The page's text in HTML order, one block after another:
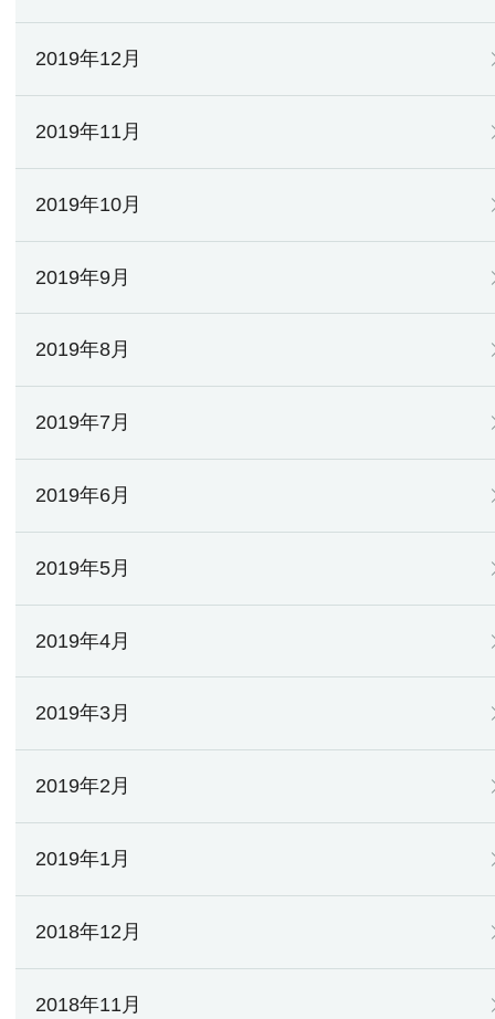
2019年12月
2019年11月
2019年10月
2019年9月
2019年8月
2019年7月
2019年6月
2019年5月
2019年4月
2019年3月
2019年2月
2019年1月
2018年12月
2018年11月